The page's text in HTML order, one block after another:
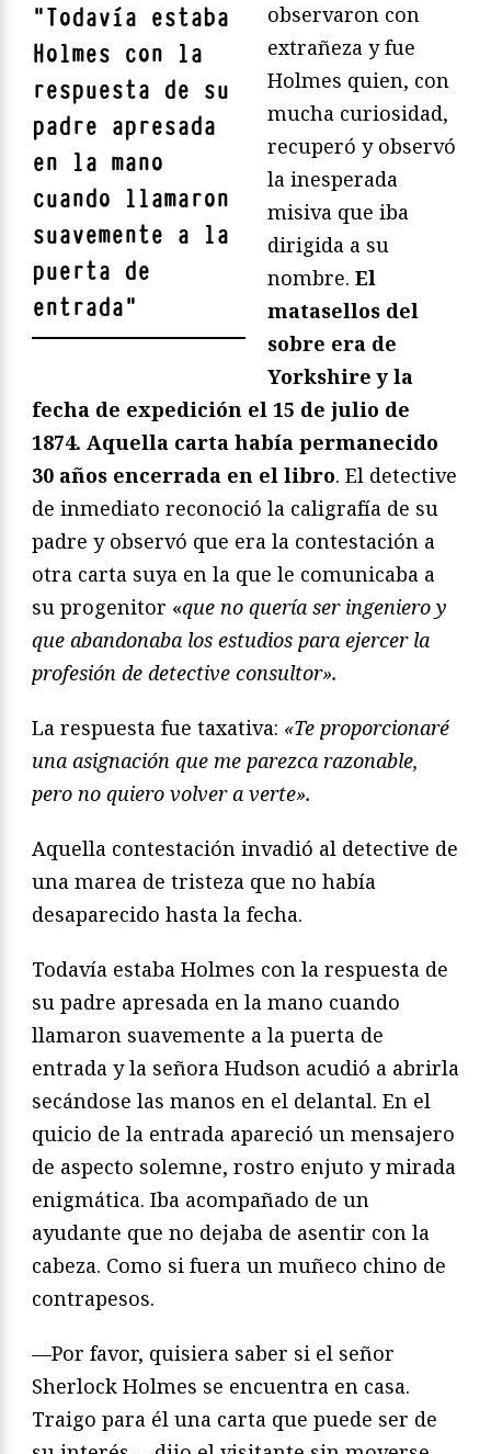
"Todavía estaba
Holmes con la
respuesta de su
padre apresada
en la mano
cuando llamaron
suavemente a la
puerta de
entrada"
observaron con
extrañeza y fue
Holmes quien, con
mucha curiosidad,
recuperó y observó
la inesperada
misiva que iba
dirigida a su
nombre. El
matasellos del
sobre era de
Yorkshire y la
fecha de expedición el 15 de julio de
1874. Aquella carta había permanecido
30 años encerrada en el libro. El detective
de inmediato reconoció la caligrafía de su
padre y observó que era la contestación a
otra carta suya en la que le comunicaba a
su progenitor «que no quería ser ingeniero y
que abandonaba los estudios para ejercer la
profesión de detective consultor».
La respuesta fue taxativa: «Te proporcionaré
una asignación que me parezca razonable,
pero no quiero volver a verte».
Aquella contestación invadió al detective de
una marea de tristeza que no había
desaparecido hasta la fecha.
Todavía estaba Holmes con la respuesta de
su padre apresada en la mano cuando
llamaron suavemente a la puerta de
entrada y la señora Hudson acudió a abrirla
secándose las manos en el delantal. En el
quicio de la entrada apareció un mensajero
de aspecto solemne, rostro enjuto y mirada
enigmática. Iba acompañado de un
ayudante que no dejaba de asentir con la
cabeza. Como si fuera un muñeco chino de
contrapesos.
—Por favor, quisiera saber si el señor
Sherlock Holmes se encuentra en casa.
Traigo para él una carta que puede ser de